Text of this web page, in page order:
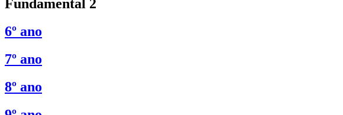
Fundamental 2
6º ano
7º ano
8º ano